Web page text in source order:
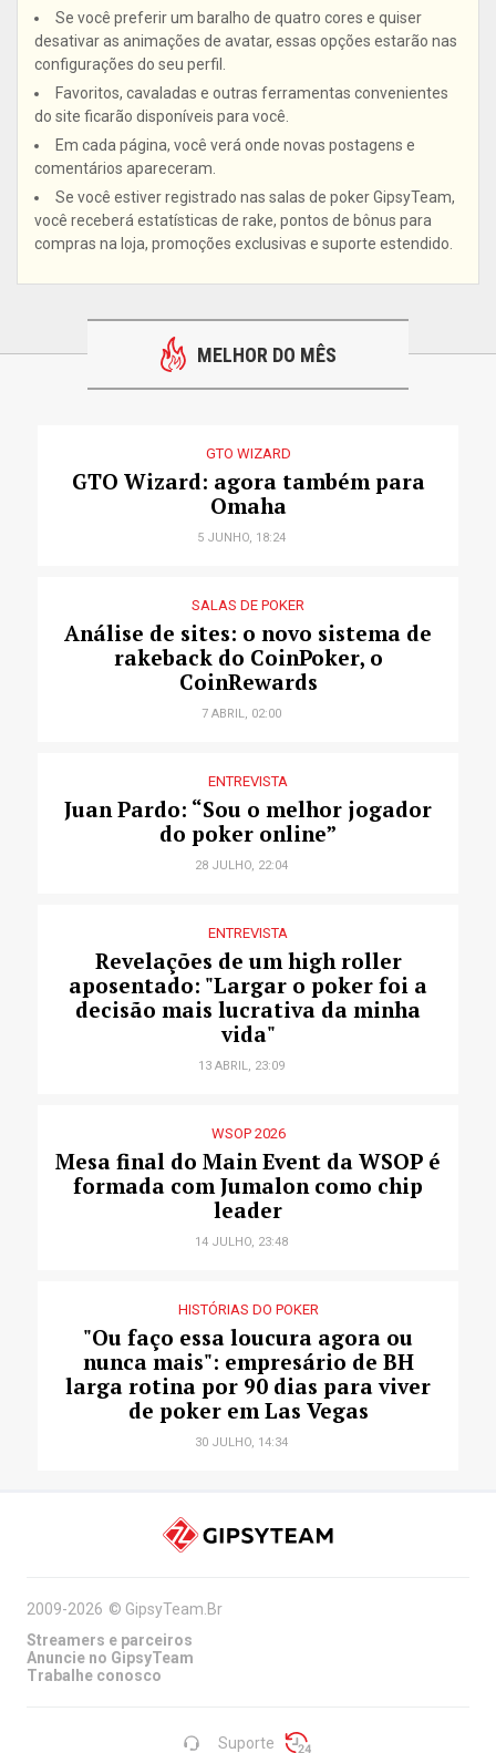
Se você preferir um baralho de quatro cores e quiser
desativar as animações de avatar, essas opções estarão nas
configurações do seu perfil.
Favoritos, cavaladas e outras ferramentas convenientes
do site ficarão disponíveis para você.
Em cada página, você verá onde novas postagens e
comentários apareceram.
Se você estiver registrado nas salas de poker GipsyTeam,
você receberá estatísticas de rake, pontos de bônus para
compras na loja, promoções exclusivas e suporte estendido.
MELHOR DO MÊS
GTO WIZARD
GTO Wizard: agora também para
Omaha
5 JUNHO, 18:24
SALAS DE POKER
Análise de sites: o novo sistema de
rakeback do CoinPoker, o
CoinRewards
7 ABRIL, 02:00
ENTREVISTA
Juan Pardo: “Sou o melhor jogador
do poker online”
28 JULHO, 22:04
ENTREVISTA
Revelações de um high roller
aposentado: "Largar o poker foi a
decisão mais lucrativa da minha
vida"
13 ABRIL, 23:09
WSOP 2026
Mesa final do Main Event da WSOP é
formada com Jumalon como chip
leader
14 JULHO, 23:48
HISTÓRIAS DO POKER
"Ou faço essa loucura agora ou
nunca mais": empresário de BH
larga rotina por 90 dias para viver
de poker em Las Vegas
30 JULHO, 14:34
Suporte
2009-2026 © GipsyTeam.Br
Streamers e parceiros
Anuncie no GipsyTeam
Trabalhe conosco